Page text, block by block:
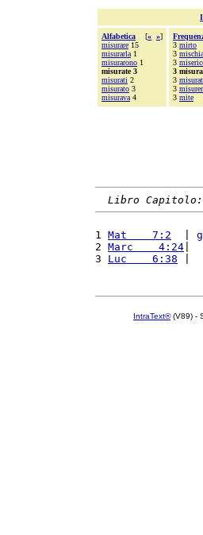
Alfabetica [« »]
misurare 15
misurarla 1
misurarono 1
misurate 3
misurati 2
misurato 3
misurava 4
3 mirto
3
3
3
3
3
3 mite
Libro
1 Mat    7:2
2 Marc    4:24 |
3 Luc    6:38 |
IntraText®(V89) -